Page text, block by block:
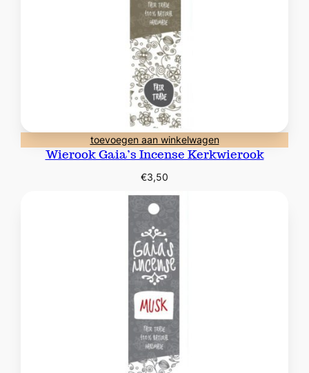
toevoegen aan winkelwagen
Wierook Gaia’s Incense Kerkwierook
€3,50